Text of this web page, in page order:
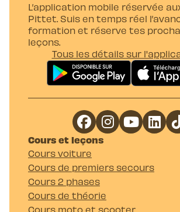
L’application mobile réservée
Pittet. Suis en temps réel
formation et réserve tes
leçons.
Tous les détails sur
Cours et leçons
Cours voiture
Cours de premiers secours
Cours 2 phases
Cours de théorie
Cours moto et scooter